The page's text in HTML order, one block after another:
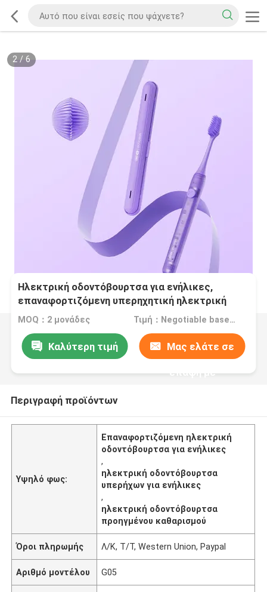
2/ 6
Ηλεκτρική οδοντόβουρτσα για ενήλικες,
επαναφορτιζόμενη υπερηχητική ηλεκτρική
οδοντόβουρτσα, προηγμένη τεχνολογία
καθαρισμού για ενήλικες
MOQ：2 μονάδες Τιμή：Negotiable based on order lot quantity
Καλύτερη τιμή Μας ελάτε σε
επαφή με
Περιγραφή προϊόντων
Υψηλό φως:
Επαναφορτιζόμενη ηλεκτρική
οδοντόβουρτσα για ενήλικες
,
ηλεκτρική οδοντόβουρτσα
υπερήχων για ενήλικες
,
ηλεκτρική οδοντόβουρτσα
προηγμένου καθαρισμού
Όροι πληρωμής Λ/Κ, Τ/Τ, Western Union, Paypal
Αριθμό μοντέλου G05